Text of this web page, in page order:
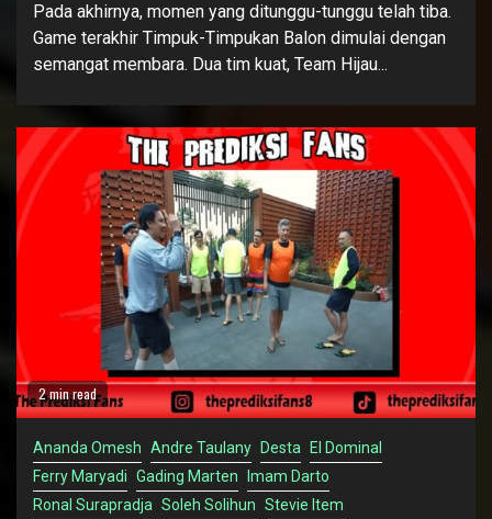
Pada akhirnya, momen yang ditunggu-tunggu telah tiba.
Game terakhir Timpuk-Timpukan Balon dimulai dengan
semangat membara. Dua tim kuat, Team Hijau...
2 min read
Ananda Omesh Andre Taulany Desta
El Dominal
Ferry Maryadi Gading Marten
Imam Darto
Ronal Surapradja Soleh Solihun Stevie Item